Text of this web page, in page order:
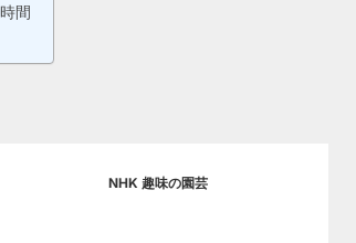
間
NHK 趣味の園芸